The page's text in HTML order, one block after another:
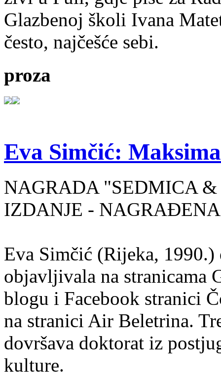
Glazbenoj školi Ivana
često, najčešće sebi.
proza
Eva Simčić:
NAGRADA "SEDMICA
IZDANJE -
Eva Simčić (Rijeka, 1990.)
objavljivala na stranicama
blogu i Facebook stranici
na stranici Air Beletrina.
dovršava doktorat iz
kulture.